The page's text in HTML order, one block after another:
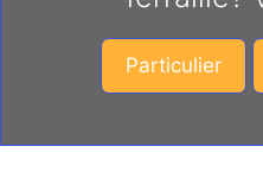
Particulier